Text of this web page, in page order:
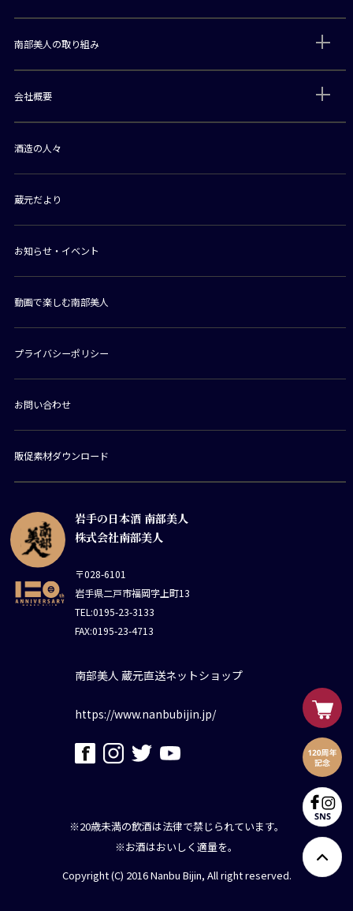
岩手の日本酒 南部美人
株式会社南部美人
〒028-6101
岩手県二戸市福岡字上町13
TEL:0195-23-3133
FAX:0195-23-4713
南部美人 蔵元直送ネットショップ
https://www.nanbubijin.jp/
南部美人の取り組み
会社概要
酒造の人々
蔵元だより
お知らせ・イベント
動画で楽しむ南部美人
プライバシーポリシー
お問い合わせ
販促素材ダウンロード
※20歳未満の飲酒は法律で禁じられています。
※お酒はおいしく適量を。
Copyright (C) 2016 Nanbu Bijin, All right reserved.